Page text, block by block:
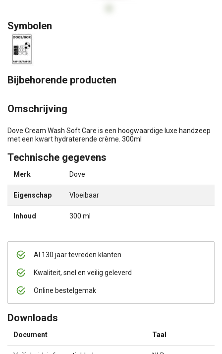
Al 130 jaar tevreden klanten
Kwaliteit, snel en veilig geleverd
Online bestelgemak
Downloads
Document Taal
Symbolen
Bijbehorende producten
Omschrijving
Dove Cream Wash Soft Care is een hoogwaardige luxe handzeep
met een kwart hydraterende crème. 300ml
Technische gegevens
Merk Dove
Eigenschap Vloeibaar
Inhoud 300 ml